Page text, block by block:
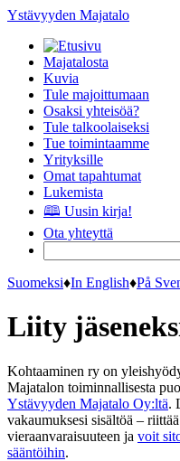
Ystävyyden Majatalo
Majatalosta
Kuvia
Tule majoittumaan
Osaksi yhteisöä?
Tule talkoolaiseksi
Tue toimintaamme
Yrityksille
Omat tapahtumat
Lukemista
🕮 Uusin kirja!
Ota yhteyttä
Suomeksi♦In English♦På
Liity
Kohtaaminen ry on
Majatalon toiminnallisesta
Ystävyyden Majatalo Oy:ltä.
vakaumuksesi sisältöä –
vieraanvaraisuuteen ja voit
sääntöihin.